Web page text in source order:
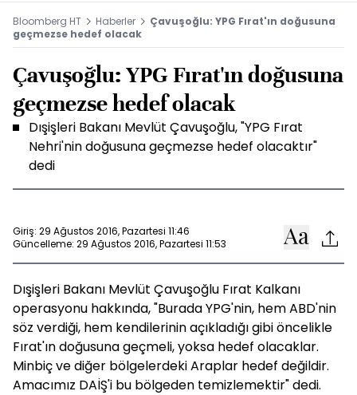
Bloomberg HT Haberler
Çavuşoğlu: YPG Fırat'ın doğusuna
geçmezse hedef olacak
Çavuşoğlu: YPG Fırat'ın doğusuna
geçmezse hedef olacak
Dışişleri Bakanı Mevlüt Çavuşoğlu, "YPG Fırat
Nehri'nin doğusuna geçmezse hedef olacaktır"
dedi
Giriş: 29 Ağustos 2016, Pazartesi 11:46
Güncelleme: 29 Ağustos 2016, Pazartesi 11:53
Dışişleri Bakanı Mevlüt Çavuşoğlu Fırat Kalkanı
operasyonu hakkında, "Burada YPG'nin, hem ABD'nin
söz verdiği, hem kendilerinin açıkladığı gibi öncelikle
Fırat'ın doğusuna geçmeli, yoksa hedef olacaklar.
Minbiç ve diğer bölgelerdeki Araplar hedef değildir.
Amacımız DAİŞ'i bu bölgeden temizlemektir" dedi.